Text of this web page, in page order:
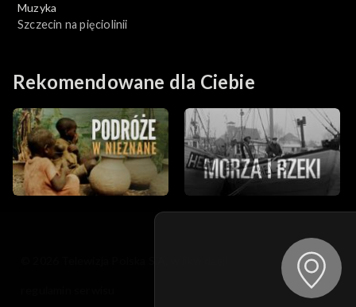
Muzyka
Szczecin na pięciolinii
Rekomendowane dla Ciebie